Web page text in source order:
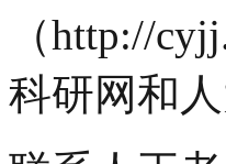
（http://
科研网和人